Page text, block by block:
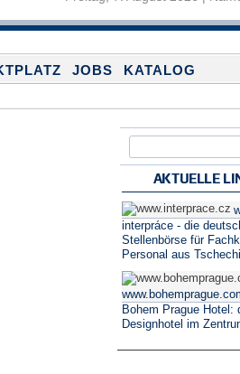
JOBS
KATALOG
AKTUELLE
interpráce - die
Stellenbörse für
Personal aus
Bohem Prague Hotel:
Designhotel im